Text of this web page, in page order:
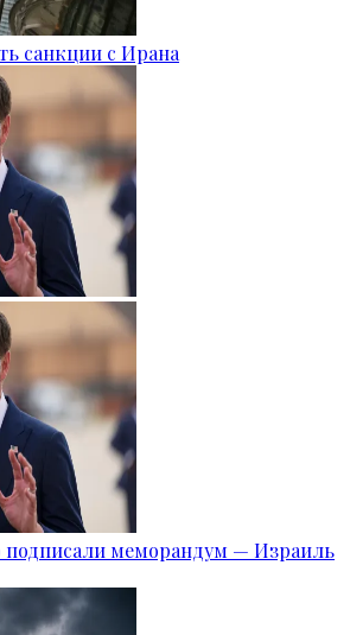
санкции с Ирана
меморандум — Израиль